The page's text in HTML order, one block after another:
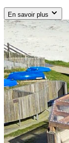
En savoir plus